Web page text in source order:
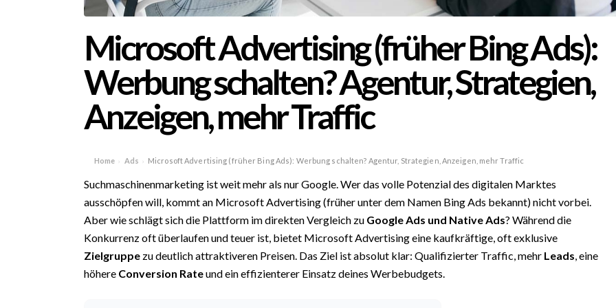
Microsoft Advertising (früher Bing Ads):
Werbung schalten? Agentur, Strategien,
Anzeigen, mehr Traffic
Home › Ads › Microsoft Advertising (früher Bing Ads): Werbung schalten? Agentur, Strategien, Anzeigen, mehr Traffic
Suchmaschinenmarketing ist weit mehr als nur Google. Wer das volle Potenzial des digitalen Marktes
ausschöpfen will, kommt an Microsoft Advertising (früher unter dem Namen Bing Ads bekannt) nicht vorbei.
Aber wie schlägt sich die Plattform im direkten Vergleich zu Google Ads und Native Ads? Während die
Konkurrenz oft überlaufen und teuer ist, bietet Microsoft Advertising eine kaufkräftige, oft exklusive
Zielgruppe zu deutlich attraktiveren Preisen. Das Ziel ist absolut klar: Qualifizierter Traffic, mehr Leads , eine
höhere Conversion Rateund ein effizienterer Einsatz deines Werbebudgets.